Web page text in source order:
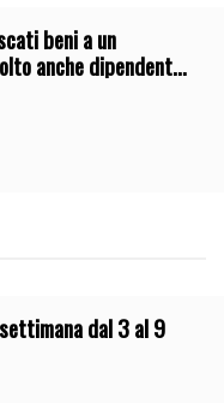
beni a un
anche dipendente
dal 3 al 9